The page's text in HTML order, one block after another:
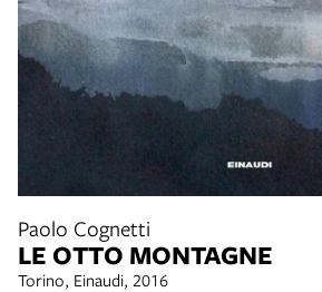
Paolo Cognetti
LE OTTO MONTAGNE
Torino, Einaudi, 2016